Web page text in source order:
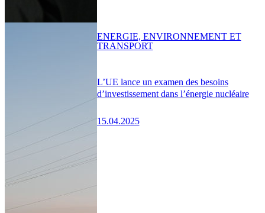
L’UE lance un examen des besoins
d’investissement dans l’énergie nucléaire
15.04.2025
ENERGIE, ENVIRONNEMENT ET
TRANSPORT